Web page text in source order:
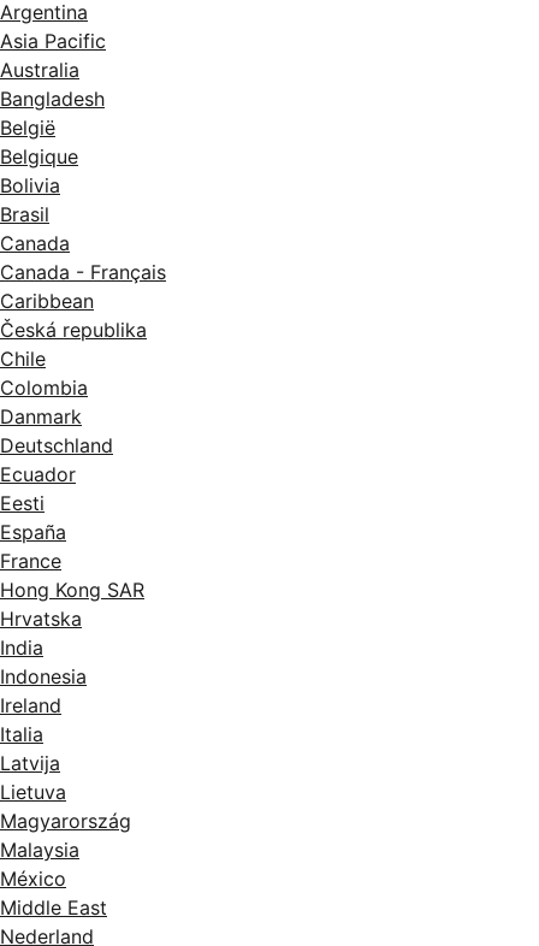
Argentina
Asia Pacific
Australia
Bangladesh
België
Belgique
Bolivia
Brasil
Canada
Canada - Français
Caribbean
Česká republika
Chile
Colombia
Danmark
Deutschland
Ecuador
Eesti
España
France
Hong Kong SAR
Hrvatska
India
Indonesia
Ireland
Italia
Latvija
Lietuva
Magyarország
Malaysia
México
Middle East
Nederland